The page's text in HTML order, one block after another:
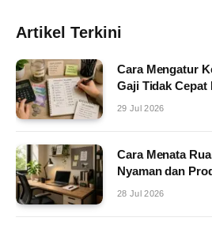
Artikel Terkini
Cara Mengatur
Gaji Tidak Cepat
29 Jul 2026
Cara Menata
Nyaman dan
28 Jul 2026